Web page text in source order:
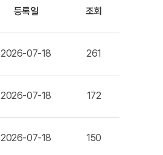
등록일 조회
2026-07-18 261
2026-07-18 172
2026-07-18 150